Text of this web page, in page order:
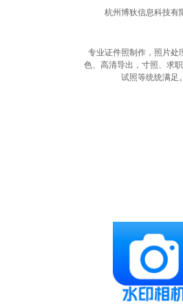
杭州博狄信息科技有
专业证件照制作，照片处
色、高清导出，寸照、求
试照等统统满足。